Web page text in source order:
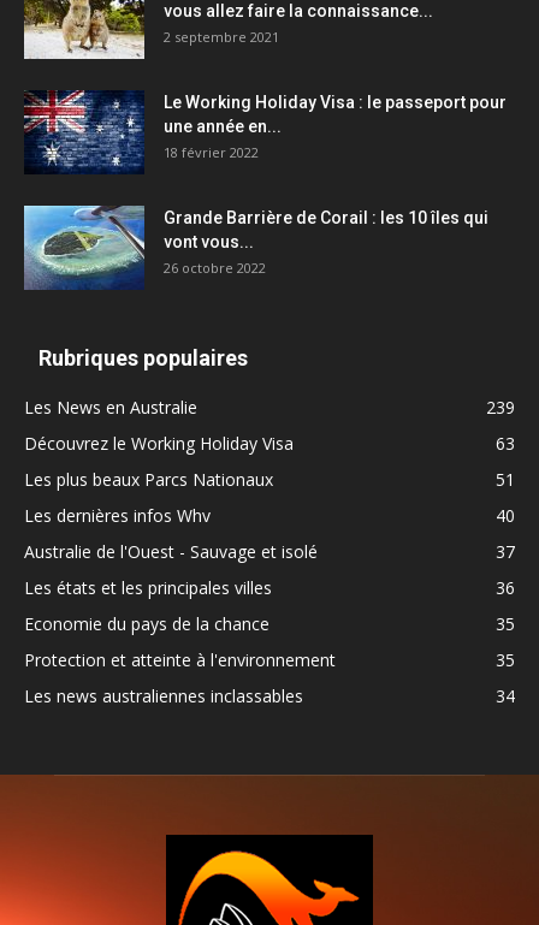
vous allez faire la connaissance...
2 septembre 2021
Le Working Holiday Visa : le passeport pour
une année en...
18 février 2022
Grande Barrière de Corail : les 10 îles qui
vont vous...
26 octobre 2022
Rubriques populaires
Les News en Australie
239
Découvrez le Working Holiday Visa
63
Les plus beaux Parcs Nationaux
51
Les dernières infos Whv
40
Australie de l'Ouest - Sauvage et isolé
37
Les états et les principales villes
36
Economie du pays de la chance
35
Protection et atteinte à l'environnement
35
Les news australiennes inclassables
34